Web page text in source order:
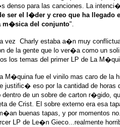
denso para las canciones. La
ser el l�der y creo que ha llegado
m�sica del conjunto".
vez Charly estaba a�n muy
de la gente que lo ver�a como un
los temas del primer LP de La
M�quina fue el vinilo mas caro de la
justific� eso por la cantidad de horas
dentro de un sobre de carton r�gido,
de Crist. El sobre externo era esa
buenas tapas, y por momentos
LP de Le�n Gieco...realmente